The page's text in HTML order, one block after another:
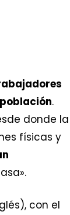
.
donde la
físicas y
con el